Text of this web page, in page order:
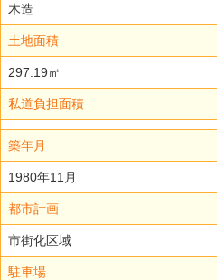
木造
土地面積
297.19㎡
私道負担面積
築年月
1980年11月
都市計画
市街化区域
駐車場